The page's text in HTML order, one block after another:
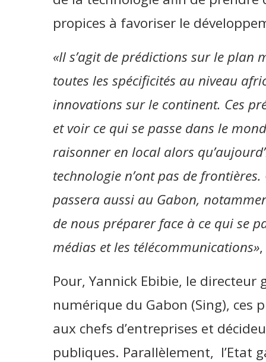
propices à favoriser le
«Il s’agit de prédictions sur le plan
toutes les spécificités au niveau
innovations sur le continent. Ces
et voir ce qui se passe dans le
raisonner en local alors
technologie n’ont pas de
passera aussi au Gabon,
de nous préparer face à ce qui se
médias et les télécommunications»
Pour, Yannick Ebibie, le directeur
numérique du Gabon (Sing),
aux chefs d’entreprises et
publiques. Parallèlement, l’Etat